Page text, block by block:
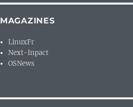
MAGAZINES
LinuxFr
Next-Inpact
OSNews